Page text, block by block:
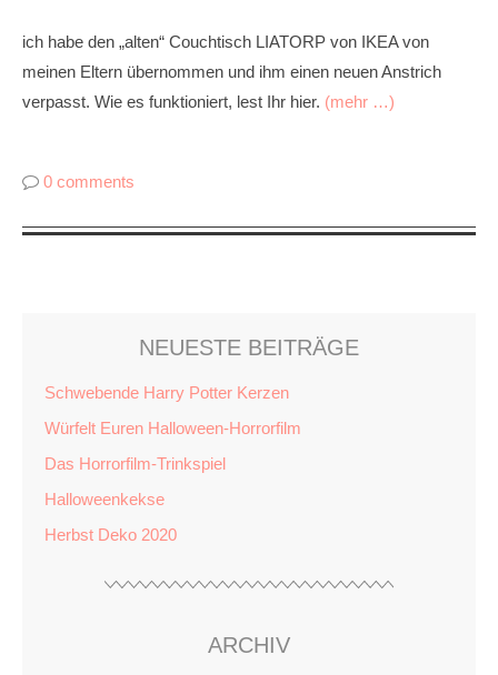
ich habe den „alten“ Couchtisch LIATORP von IKEA von
meinen Eltern übernommen und ihm einen neuen Anstrich
verpasst. Wie es funktioniert, lest Ihr hier. (mehr …)
0 comments
NEUESTE BEITRÄGE
Schwebende Harry Potter Kerzen
Würfelt Euren Halloween-Horrorfilm
Das Horrorfilm-Trinkspiel
Halloweenkekse
Herbst Deko 2020
ARCHIV